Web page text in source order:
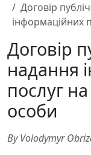
Договір
інформаційних
Договір
надання
послуг
особи
By Volodymyr